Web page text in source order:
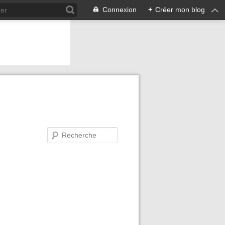
Connexion + Créer mon blog